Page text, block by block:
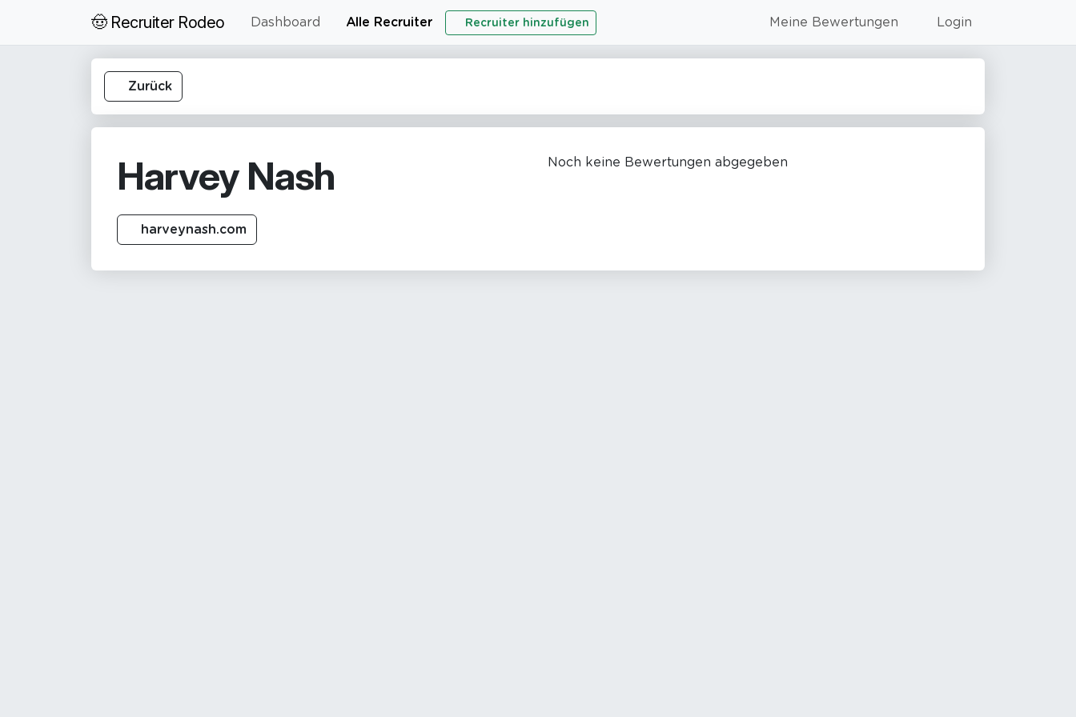
🤠 Recruiter Rodeo Dashboard Alle Recruiter Recruiter hinzufügen Meine Bewertungen Login
Zurück
Harvey Nash
harveynash.com
Noch keine Bewertungen abgegeben